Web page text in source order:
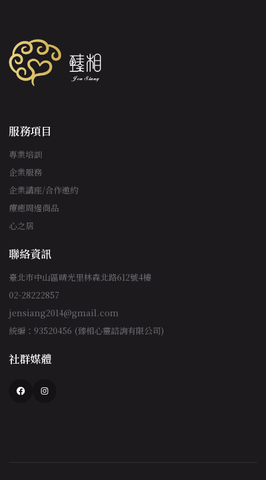
服務項目
專業培訓
企業服務
企業講座/合作邀約
療癒周邊商品
心之居
聯絡資訊
臺北市中山區晴光里林森北路612號4樓
02-28222857
jensiang2014@gmail.com
統編：93520456 (臻相心靈諮詢有限公司)
社群媒體
FacebookInstagram